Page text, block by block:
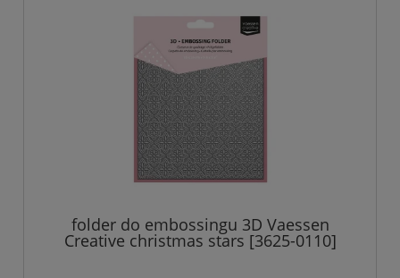
folder do embossingu 3D Vaessen
Creative christmas stars [3625-0110]